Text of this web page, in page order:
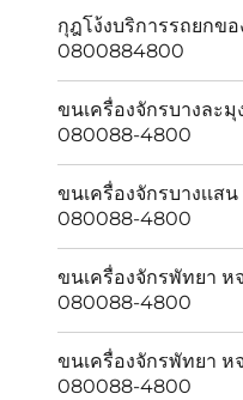
กุฎโง้งบริการรถยกข
0800884800
ขนเครื่องจักรบางละ
080088-4800
ขนเครื่องจักรบางเเ
080088-4800
ขนเครื่องจักรพัทยา
080088-4800
ขนเครื่องจักรพัทยา
080088-4800